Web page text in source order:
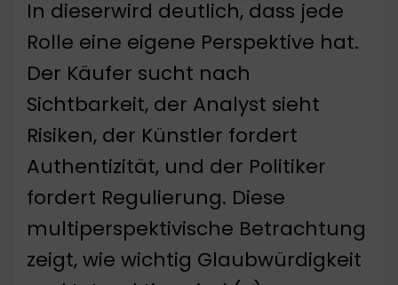
In dieserwird deutlich, dass jede
Rolle eine eigene Perspektive hat.
Der Käufer sucht nach
Sichtbarkeit, der Analyst sieht
Risiken, der Künstler fordert
Authentizität, und der Politiker
fordert Regulierung. Diese
multiperspektivische Betrachtung
zeigt, wie wichtig Glaubwürdigkeit